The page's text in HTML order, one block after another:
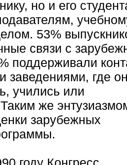
но и его
53%
связи с
поддерживали
заведениями, где
учились или
же
зарубежных